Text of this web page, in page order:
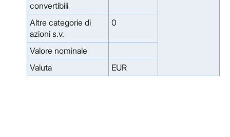
convertibili
Altre categorie di
azioni s.v.
0
Valore nominale
Valuta
EUR